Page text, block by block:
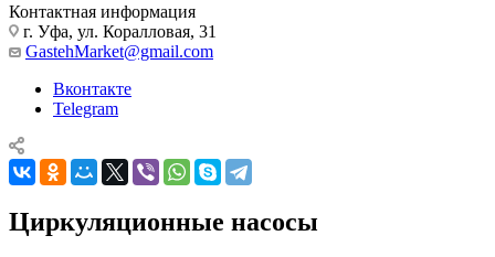
Контактная информация
г. Уфа, ул. Коралловая, 31
GastehMarket@gmail.com
Вконтакте
Telegram
Циркуляционные насосы